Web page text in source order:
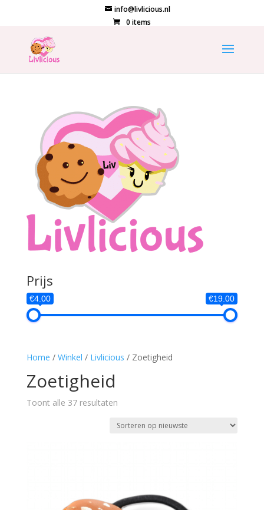
info@livlicious.nl
0 items
Home / Winkel / Livlicious / Zoetigheid
Zoetigheid
Toont alle 37 resultatenGesorteerd
nieuwste
Prijs
€4.00 €19.00